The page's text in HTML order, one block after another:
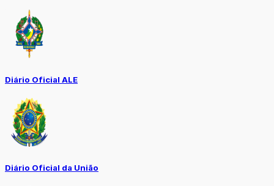
Diário Oficial ALE
Diário Oficial da União